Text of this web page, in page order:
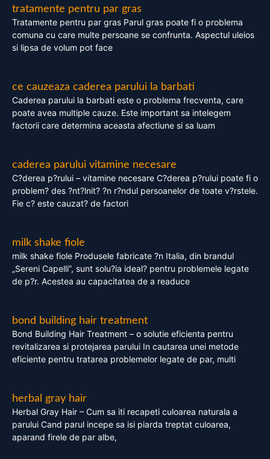
tratamente pentru par gras
Tratamente pentru par gras Parul gras poate fi o problema
comuna cu care multe persoane se confrunta. Aspectul uleios
si lipsa de volum pot face
ce cauzeaza caderea parului la barbati
Caderea parului la barbati este o problema frecventa, care
poate avea multiple cauze. Este important sa intelegem
factorii care determina aceasta afectiune si sa luam
caderea parului vitamine necesare
C?derea p?rului – vitamine necesare C?derea p?rului poate fi o
problem? des ?nt?lnit? ?n r?ndul persoanelor de toate v?rstele.
Fie c? este cauzat? de factori
milk shake fiole
milk shake fiole Produsele fabricate ?n Italia, din brandul
„Sereni Capelli”, sunt solu?ia ideal? pentru problemele legate
de p?r. Acestea au capacitatea de a readuce
bond building hair treatment
Bond Building Hair Treatment – o solutie eficienta pentru
revitalizarea si protejarea parului In cautarea unei metode
eficiente pentru tratarea problemelor legate de par, multi
herbal gray hair
Herbal Gray Hair – Cum sa iti recapeti culoarea naturala a
parului Cand parul incepe sa isi piarda treptat culoarea,
aparand firele de par albe,